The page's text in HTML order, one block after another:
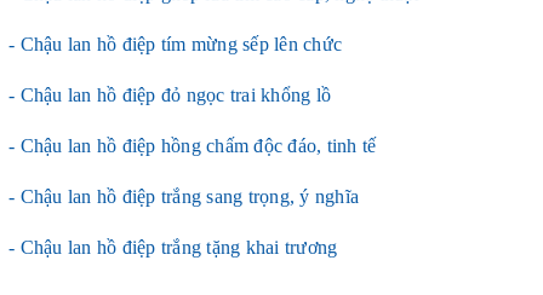
- Chậu lan hồ điệp tím mừng sếp lên chức
- Chậu lan hồ điệp đỏ ngọc trai khổng lồ
- Chậu lan hồ điệp hồng chấm độc đáo, tinh tế
- Chậu lan hồ điệp trắng sang trọng, ý nghĩa
- Chậu lan hồ điệp trắng tặng khai trương